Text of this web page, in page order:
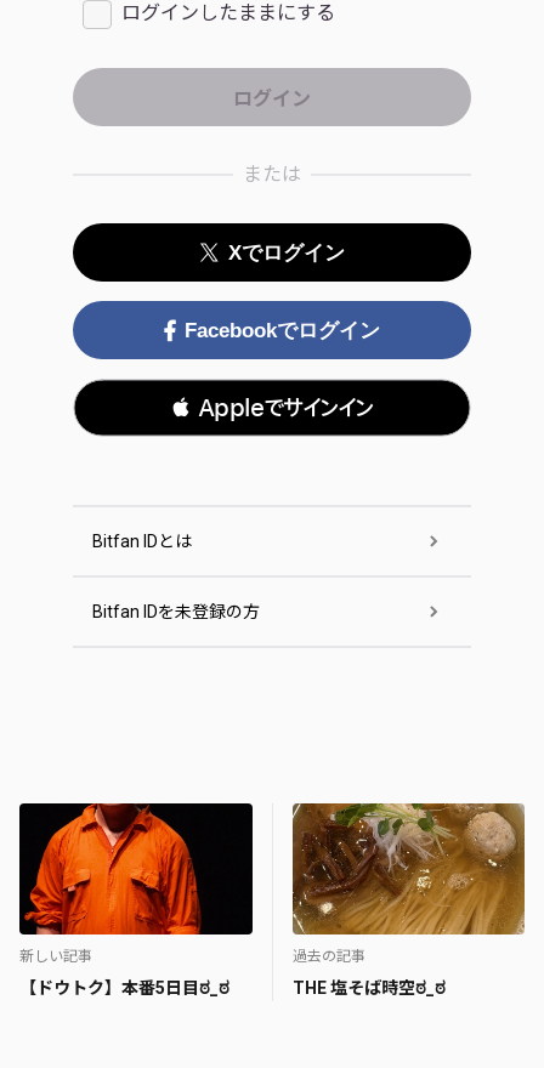
ログインしたままにする
または
Xでログイン
Facebookでログイン
 Appleでサインイン
Bitfan IDとは
Bitfan IDを未登録の方
新しい記事
【ドウトク】本番5日目ಠ_ಠ
過去の記事
THE 塩そば時空ಠ_ಠ